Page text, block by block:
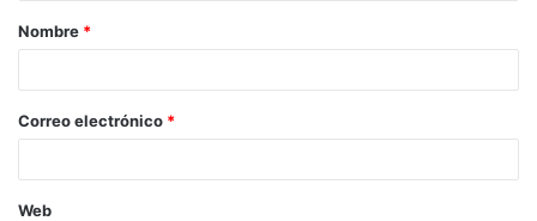
Nombre *
Correo electrónico *
Web